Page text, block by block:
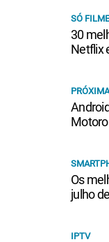
SÓ
30
Netflix
Os
julho
IPTV